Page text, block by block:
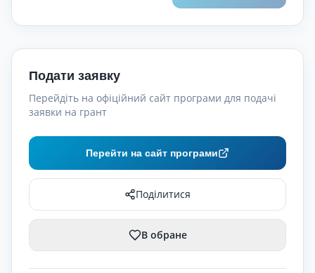
Подати заявку
Перейдіть на офіційний сайт програми для подачі
заявки на грант
Перейти на сайт програми
Поділитися
В обране